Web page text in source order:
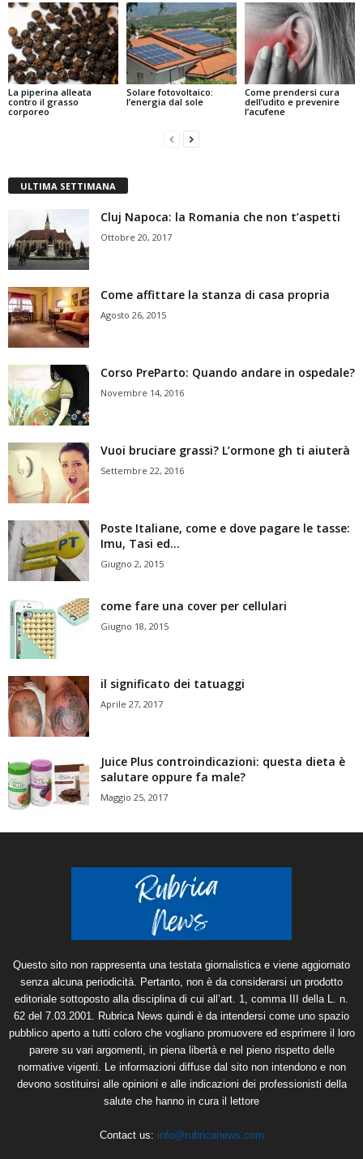
La piperina alleata
contro il grasso
corporeo
Solare fotovoltaico:
l’energia dal sole
Come prendersi cura
dell’udito e prevenire
l’acufene
ULTIMA SETTIMANA
Cluj Napoca: la Romania che non t’aspetti
Ottobre 20, 2017
Come affittare la stanza di casa propria
Agosto 26, 2015
Corso PreParto: Quando andare in ospedale?
Novembre 14, 2016
Vuoi bruciare grassi? L’ormone gh ti aiuterà
Settembre 22, 2016
Poste Italiane, come e dove pagare le tasse:
Imu, Tasi ed...
Giugno 2, 2015
come fare una cover per cellulari
Giugno 18, 2015
il significato dei tatuaggi
Aprile 27, 2017
Juice Plus controindicazioni: questa dieta è
salutare oppure fa male?
Maggio 25, 2017
Questo sito non rappresenta una testata giornalistica e viene aggiornato
senza alcuna periodicità. Pertanto, non è da considerarsi un prodotto
editoriale sottoposto alla disciplina di cui all’art. 1, comma III della L. n.
62 del 7.03.2001. Rubrica News quindi è da intendersi come uno spazio
pubblico aperto a tutti coloro che vogliano promuovere ed esprimere il loro
parere su vari argomenti, in piena libertà e nel pieno rispetto delle
normative vigenti. Le informazioni diffuse dal sito non intendono e non
devono sostituirsi alle opinioni e alle indicazioni dei professionisti della
salute che hanno in cura il lettore
Contact us: info@rubricanews.com